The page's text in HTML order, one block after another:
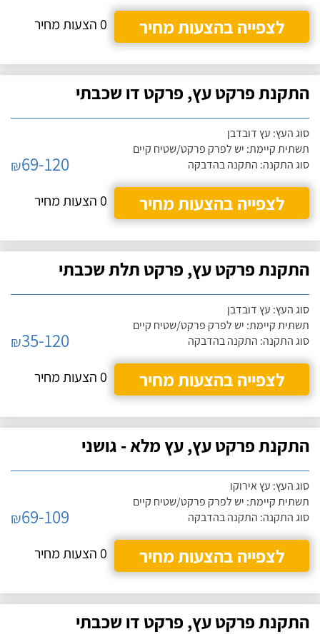
לצפייה בהצעות מחיר
0 הצעות מחיר
התקנת פרקט עץ, פרקט דו שכבתי
סוג העץ: עץ דובדבן
תשתית קיימת: יש לפרק פרקט/שטיח קיים
סוג התקנה: התקנה בהדבקה
₪69-120
לצפייה בהצעות מחיר
0 הצעות מחיר
התקנת פרקט עץ, פרקט תלת שכבתי
סוג העץ: עץ דובדבן
תשתית קיימת: יש לפרק פרקט/שטיח קיים
סוג התקנה: התקנה בהדבקה
₪35-120
לצפייה בהצעות מחיר
0 הצעות מחיר
התקנת פרקט עץ, עץ מלא - גושני
סוג העץ: עץ אירוקו
תשתית קיימת: יש לפרק פרקט/שטיח קיים
סוג התקנה: התקנה בהדבקה
₪69-109
לצפייה בהצעות מחיר
0 הצעות מחיר
התקנת פרקט עץ, פרקט דו שכבתי